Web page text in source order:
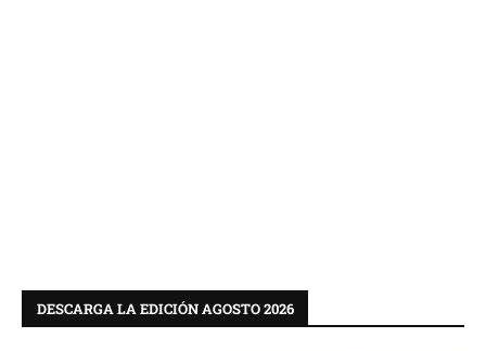
DESCARGA LA EDICIÓN AGOSTO 2026